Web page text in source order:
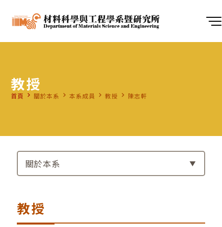
教授
首頁 navigate_next 關於本系 navigate_next 本系成員 navigate_next 教授 navigate_next 陳志軒
關於本系
教授